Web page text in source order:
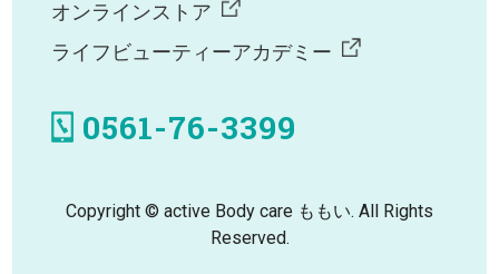
オンラインストア
ライフビューティーアカデミー
0561-76-3399
Copyright © active Body care ももい. All Rights
Reserved.